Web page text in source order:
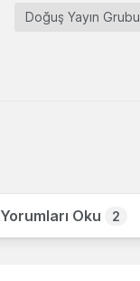
Doğuş Yayın Grubu
Yorumları Oku 2